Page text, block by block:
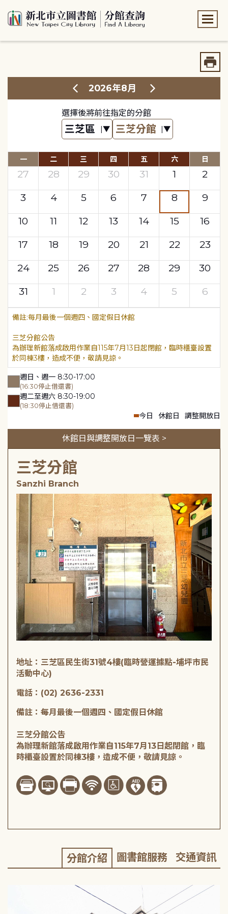
2026年8月
選擇後將前往指定的分館
一 二 三 四 五 六 日
27 28 29 30 31 1
2
3
4 5 6 7 8
9
10
11 12 13 14 15
16
17
18 19 20 21 22
23
24
25 26 27 28 29
30
31
1 2 3 4 5 6
每月最後一個週四、國定假日休館
三芝分館公告
為辦理新館落成啟用作業自115年7月13日起閉館，臨時櫃臺設置
於同棟3樓，造成不便，敬請見諒。
週日、週一 8:30-17:00
(16:30停止借還書)
週二至週六 8:30-19:00
(18:30停止借還書)
今日 休館日 調整開放日
休館日與調整開放日一覽表 >
三芝分館
Sanzhi Branch
地址：三芝區民生街31號4樓(臨時營運據點-埔坪市民
活動中心)
電話：(02) 2636-2331
備註：每月最後一個週四、國定假日休館
三芝分館公告
為辦理新館落成啟用作業自115年7月13日起閉館，臨
時櫃臺設置於同棟3樓，造成不便，敬請見諒。
分館介紹 圖書館服務 交通資訊